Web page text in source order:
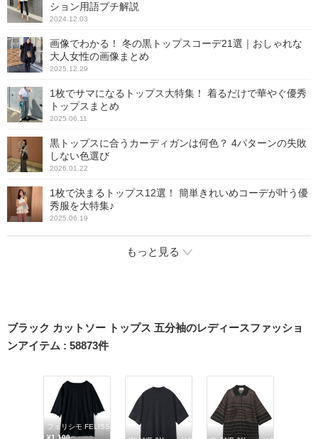
ション用語プチ解説
2024.12.03
画像でわかる！ 冬の黒トップスコーデ21選｜おしゃれな
大人女性の画像まとめ
2025.12.29
1枚でサマになるトップス大特集！ 着るだけで華やぐ優秀
トップスまとめ
2025.06.11
黒トップスに合うカーディガンは何色？ 4パターンの失敗
しない色選び
2026.01.22
1枚で決まるトップス12選！ 簡単きれいめコーデが叶う優
秀服を大特集♪
2025.06.19
もっと見る
ブラック カットソー トップス 五分袖のレディースファッショ
ンアイテム : 58873件
フェリシモ FELISSIMO
¥1,100